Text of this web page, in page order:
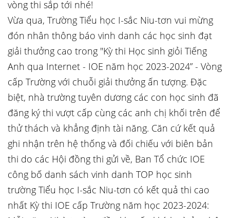
vòng thi sắp tới nhé!
Vừa qua, Trường Tiểu học I-sắc Niu-tơn vui mừng
đón nhân thông báo vinh danh các học sinh đạt
giải thưởng cao trong "Kỳ thi Học sinh giỏi Tiếng
Anh qua Internet - IOE năm học 2023-2024” - Vòng
cấp Trường với chuỗi giải thưởng ấn tượng. Đặc
biệt, nhà trường tuyên dương các con học sinh đã
đăng ký thi vượt cấp cùng các anh chị khối trên để
thử thách và khẳng định tài năng. Căn cứ kết quả
ghi nhận trên hệ thống và đối chiếu với biên bản
thi do các Hội đồng thi gửi về, Ban Tổ chức IOE
công bố danh sách vinh danh TOP học sinh
trường Tiểu học I-sắc Niu-tơn có kết quả thi cao
nhất Kỳ thi IOE cấp Trường năm học 2023-2024: